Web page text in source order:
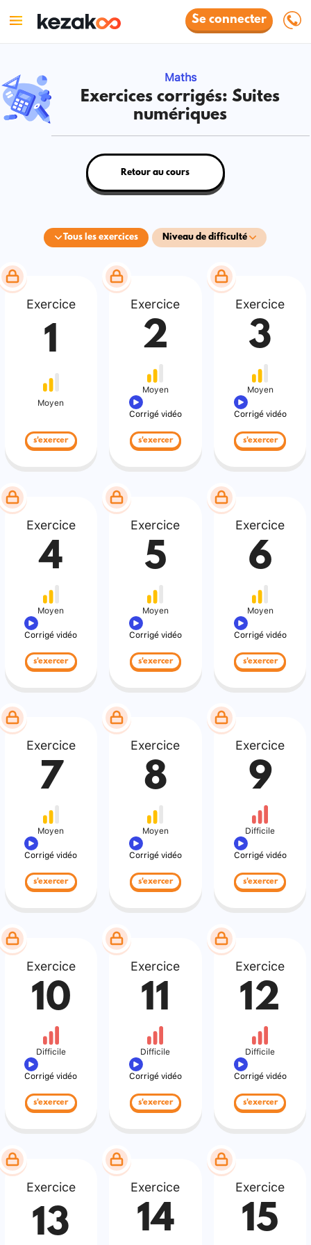
Se connecter
Maths
Exercices corrigés: Suites
numériques
Tous les exercices Niveau de difficulté
Retour au cours
Exercice
1
Moyen
s'exercer
Exercice
2
Moyen
Corrigé vidéo
s'exercer
Exercice
3
Moyen
Corrigé vidéo
s'exercer
Exercice
4
Moyen
Corrigé vidéo
s'exercer
Exercice
5
Moyen
Corrigé vidéo
s'exercer
Exercice
6
Moyen
Corrigé vidéo
s'exercer
Exercice
7
Moyen
Corrigé vidéo
s'exercer
Exercice
8
Moyen
Corrigé vidéo
s'exercer
Exercice
9
Difficile
Corrigé vidéo
s'exercer
Exercice
10
Difficile
Corrigé vidéo
s'exercer
Exercice
11
Difficile
Corrigé vidéo
s'exercer
Exercice
12
Difficile
Corrigé vidéo
s'exercer
Exercice
13
Exercice
14
Exercice
15